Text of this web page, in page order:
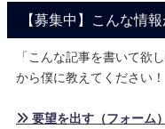
【募集中】こんな情
「こんな記事を書いて欲
から僕に教えてください！
» 要望を出す（フォーム）